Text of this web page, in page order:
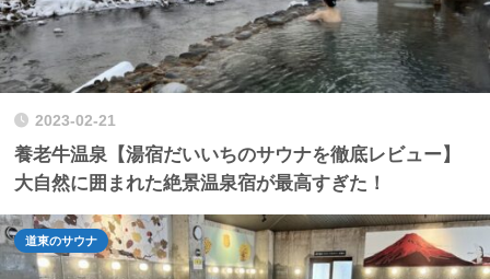
2023-02-21
養老牛温泉【湯宿だいいちのサウナを徹底レビュー】
大自然に囲まれた絶景温泉宿が最高すぎた！
道東のサウナ